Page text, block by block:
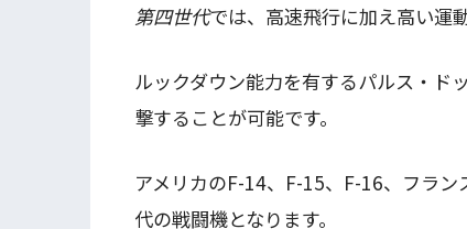
第四世代では、高速飛行に加え高い運
ルックダウン能力を有するパルス・ド
撃することが可能です。
アメリカのF-14、F-15、F-16、フラ
代の戦闘機となります。